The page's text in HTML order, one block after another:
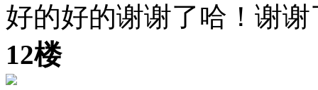
好的好的谢谢了哈！谢
12楼